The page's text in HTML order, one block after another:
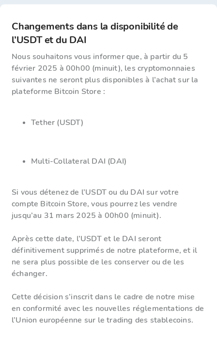
Changements dans la disponibilité de
l’USDT et du DAI
Nous souhaitons vous informer que, à partir du 5
février 2025 à 00h00 (minuit), les cryptomonnaies
suivantes ne seront plus disponibles à l’achat sur la
plateforme Bitcoin Store :
Tether (USDT)
Multi-Collateral DAI (DAI)
Si vous détenez de l’USDT ou du DAI sur votre
compte Bitcoin Store, vous pourrez les vendre
jusqu’au 31 mars 2025 à 00h00 (minuit).
Après cette date, l’USDT et le DAI seront
définitivement supprimés de notre plateforme, et il
ne sera plus possible de les conserver ou de les
échanger.
Cette décision s’inscrit dans le cadre de notre mise
en conformité avec les nouvelles réglementations de
l’Union européenne sur le trading des stablecoins.